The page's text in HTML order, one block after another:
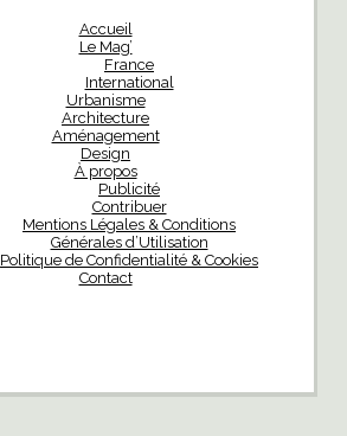
Accueil
Le Mag’
France
International
Urbanisme
Architecture
Aménagement
Design
À propos
Publicité
Contribuer
Mentions Légales & Conditions
Générales d’Utilisation
Politique de Confidentialité & Cookies
Contact